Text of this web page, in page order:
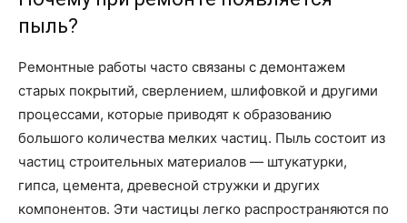
пыль?
Ремонтные работы часто связаны с демонтажем
старых покрытий, сверлением, шлифовкой и другими
процессами, которые приводят к образованию
большого количества мелких частиц. Пыль состоит из
частиц строительных материалов — штукатурки,
гипса, цемента, древесной стружки и других
компонентов. Эти частицы легко распространяются по